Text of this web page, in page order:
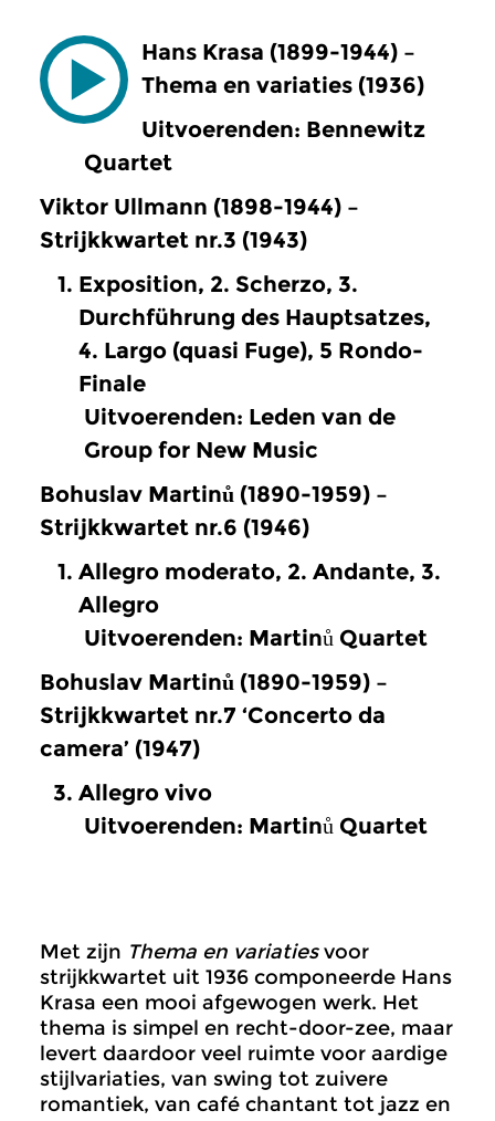
Hans Krasa (1899-1944) –
Thema en variaties (1936)
Uitvoerenden: Bennewitz
Quartet
Viktor Ullmann (1898-1944) –
Strijkkwartet nr.3 (1943)
Exposition, 2. Scherzo, 3.
Durchführung des Hauptsatzes,
4. Largo (quasi Fuge), 5 Rondo-
Finale
Uitvoerenden: Leden van de
Group for New Music
Bohuslav Martinů (1890-1959) –
Strijkkwartet nr.6 (1946)
Allegro moderato, 2. Andante, 3.
Allegro
Uitvoerenden: Martinů Quartet
Bohuslav Martinů (1890-1959) –
Strijkkwartet nr.7 ‘Concerto da
camera’ (1947)
Allegro vivo
Uitvoerenden: Martinů Quartet
Met zijn Thema en variatiesvoor
strijkkwartet uit 1936 componeerde Hans
Krasa een mooi afgewogen werk. Het
thema is simpel en recht-door-zee, maar
levert daardoor veel ruimte voor aardige
stijlvariaties, van swing tot zuivere
romantiek, van café chantant tot jazz en